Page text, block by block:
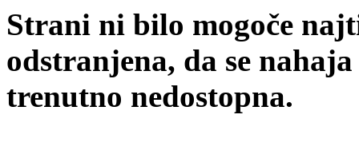
Strani ni bilo mogoče
odstranjena, da se
trenutno nedostopna.